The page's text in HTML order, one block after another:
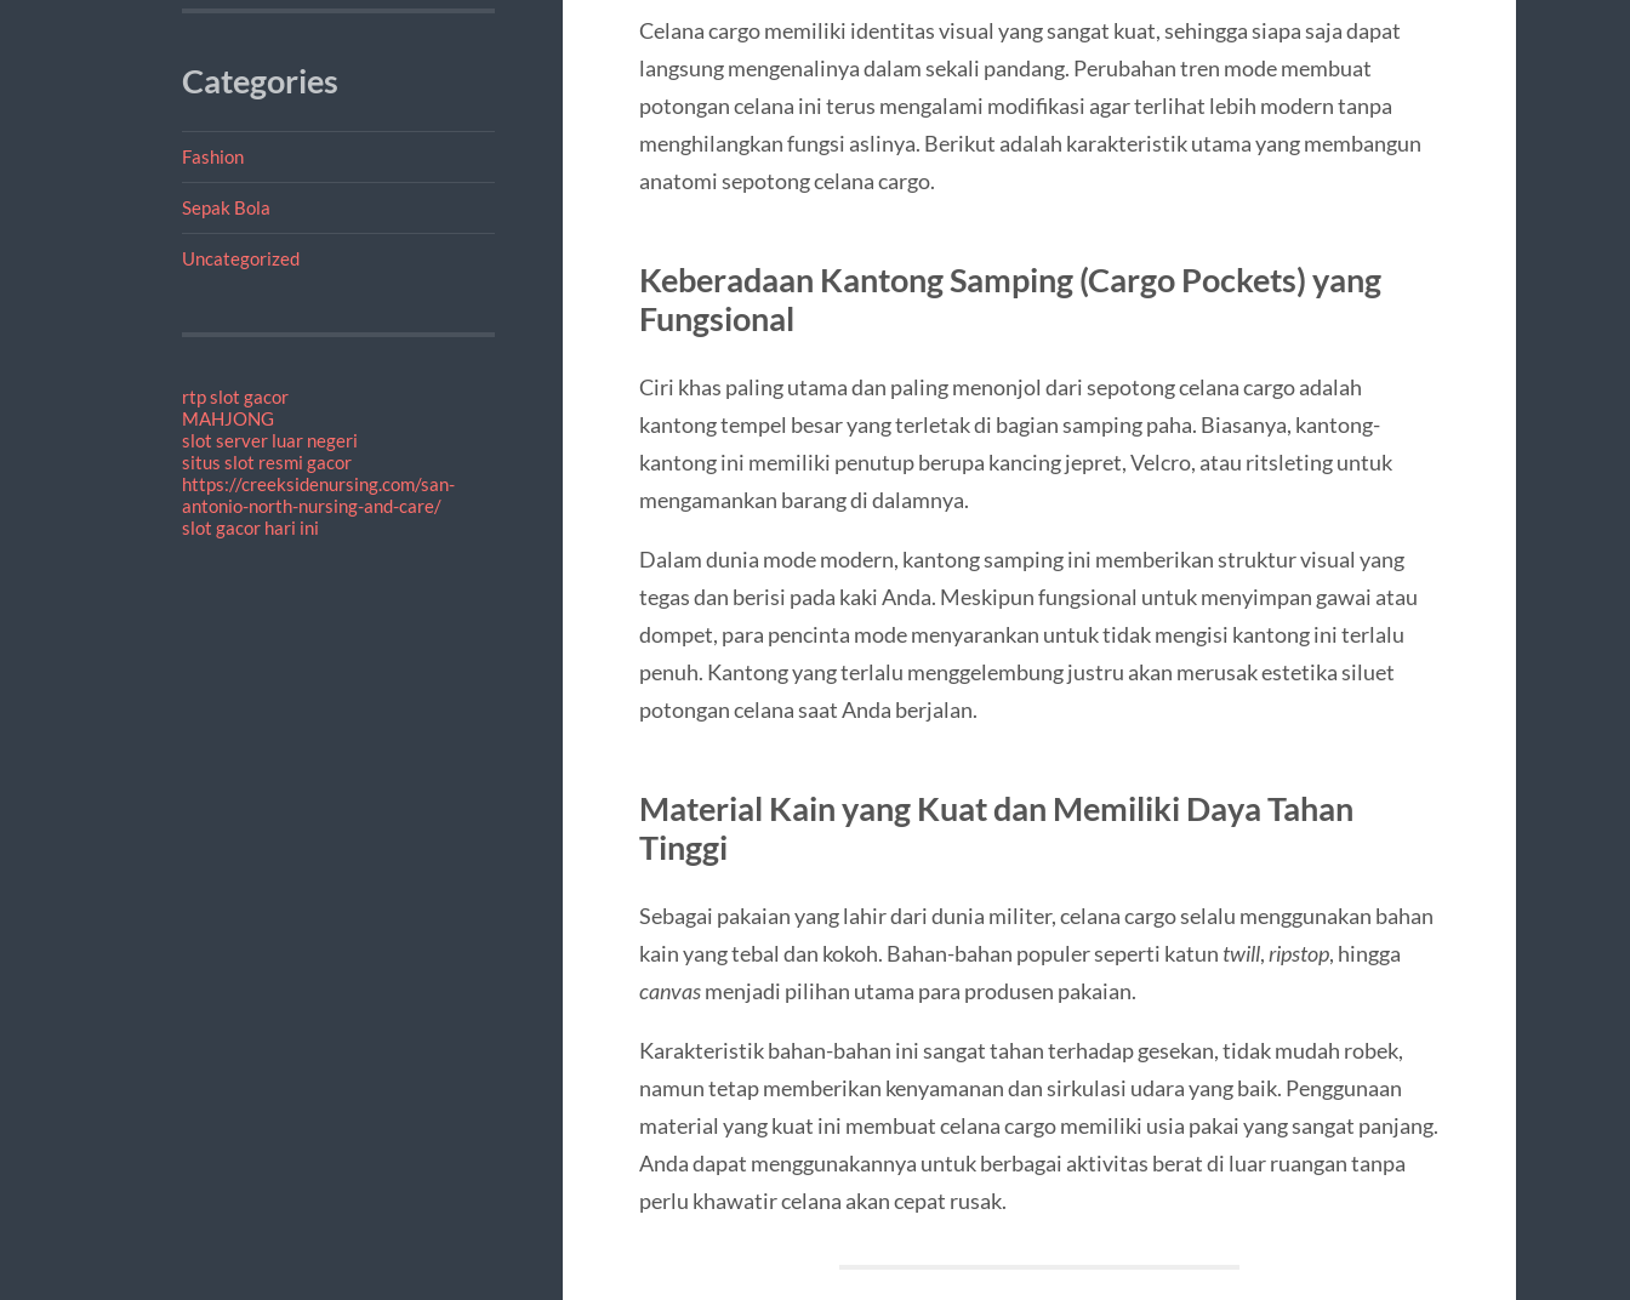
Categories
Fashion
Sepak Bola
Uncategorized
rtp slot gacor
MAHJONG
slot server luar negeri
situs slot resmi gacor
https://creeksidenursing.com/san-
antonio-north-nursing-and-care/
slot gacor hari ini
Celana cargo memiliki identitas visual yang sangat kuat, sehingga siapa saja dapat
langsung mengenalinya dalam sekali pandang. Perubahan tren mode membuat
potongan celana ini terus mengalami modifikasi agar terlihat lebih modern tanpa
menghilangkan fungsi aslinya. Berikut adalah karakteristik utama yang membangun
anatomi sepotong celana cargo.
Keberadaan Kantong Samping (Cargo Pockets) yang
Fungsional
Ciri khas paling utama dan paling menonjol dari sepotong celana cargo adalah
kantong tempel besar yang terletak di bagian samping paha. Biasanya, kantong-
kantong ini memiliki penutup berupa kancing jepret, Velcro, atau ritsleting untuk
mengamankan barang di dalamnya.
Dalam dunia mode modern, kantong samping ini memberikan struktur visual yang
tegas dan berisi pada kaki Anda. Meskipun fungsional untuk menyimpan gawai atau
dompet, para pencinta mode menyarankan untuk tidak mengisi kantong ini terlalu
penuh. Kantong yang terlalu menggelembung justru akan merusak estetika siluet
potongan celana saat Anda berjalan.
Material Kain yang Kuat dan Memiliki Daya Tahan
Tinggi
Sebagai pakaian yang lahir dari dunia militer, celana cargo selalu menggunakan bahan
kain yang tebal dan kokoh. Bahan-bahan populer seperti katun twill,ripstop, hingga
canvasmenjadi pilihan utama para produsen pakaian.
Karakteristik bahan-bahan ini sangat tahan terhadap gesekan, tidak mudah robek,
namun tetap memberikan kenyamanan dan sirkulasi udara yang baik. Penggunaan
material yang kuat ini membuat celana cargo memiliki usia pakai yang sangat panjang.
Anda dapat menggunakannya untuk berbagai aktivitas berat di luar ruangan tanpa
perlu khawatir celana akan cepat rusak.